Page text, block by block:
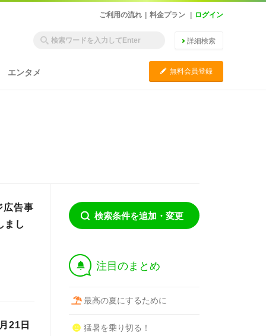
ご利用の流れ 料金プラン ログイン
詳細検索
エンタメ C 無料会員登録
広告事
まし
21日
検索条件を追加・変更
† 注目のまとめ
最高の夏にするために
猛暑を乗り切る！